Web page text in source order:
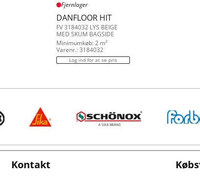
Fjernlager
DANFLOOR HIT
FV 3184032 LYS BEIGE
MED SKUM BAGSIDE
Minimumkøb: 2 m²
Varenr.: 3184032
Log ind for at se pris
Kontakt